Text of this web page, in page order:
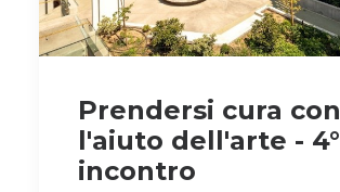
Prendersi cura con
l'aiuto dell'arte - 4°
incontro